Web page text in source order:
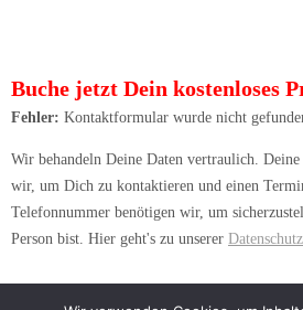
Buche jetzt Dein kostenloses
Fehler: Kontaktformular wurde nicht
Wir behandeln Deine Daten vertraulich.
wir, um Dich zu kontaktieren und einen
Telefonnummer benötigen wir, um
Person bist. Hier geht's zu unserer